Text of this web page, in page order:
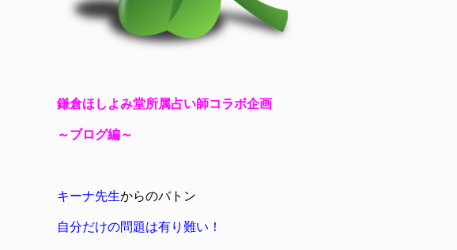
鎌倉ほしよみ堂所属占い師コラボ企画
～ブログ編～
キーナ先生からのバトン
自分だけの問題は有り難い！